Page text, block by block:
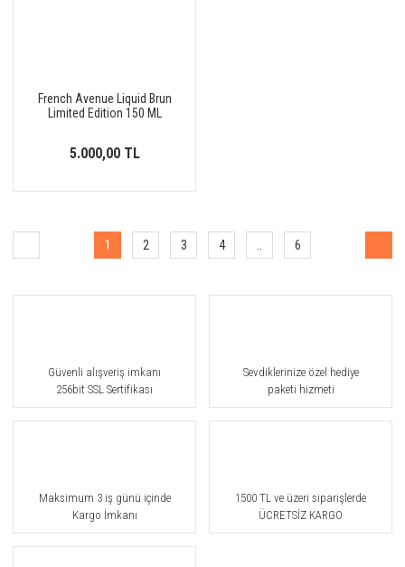
French Avenue Liquid Brun
Limited Edition 150 ML
5.000,00 TL
1 2 3 4 6
Güvenli alışveriş imkanı
256bit SSL Sertifikası
Sevdiklerinize özel hediye
paketi hizmeti
Maksimum 3 iş günü içinde
Kargo İmkanı
1500 TL ve üzeri siparişlerde
ÜCRETSİZ KARGO